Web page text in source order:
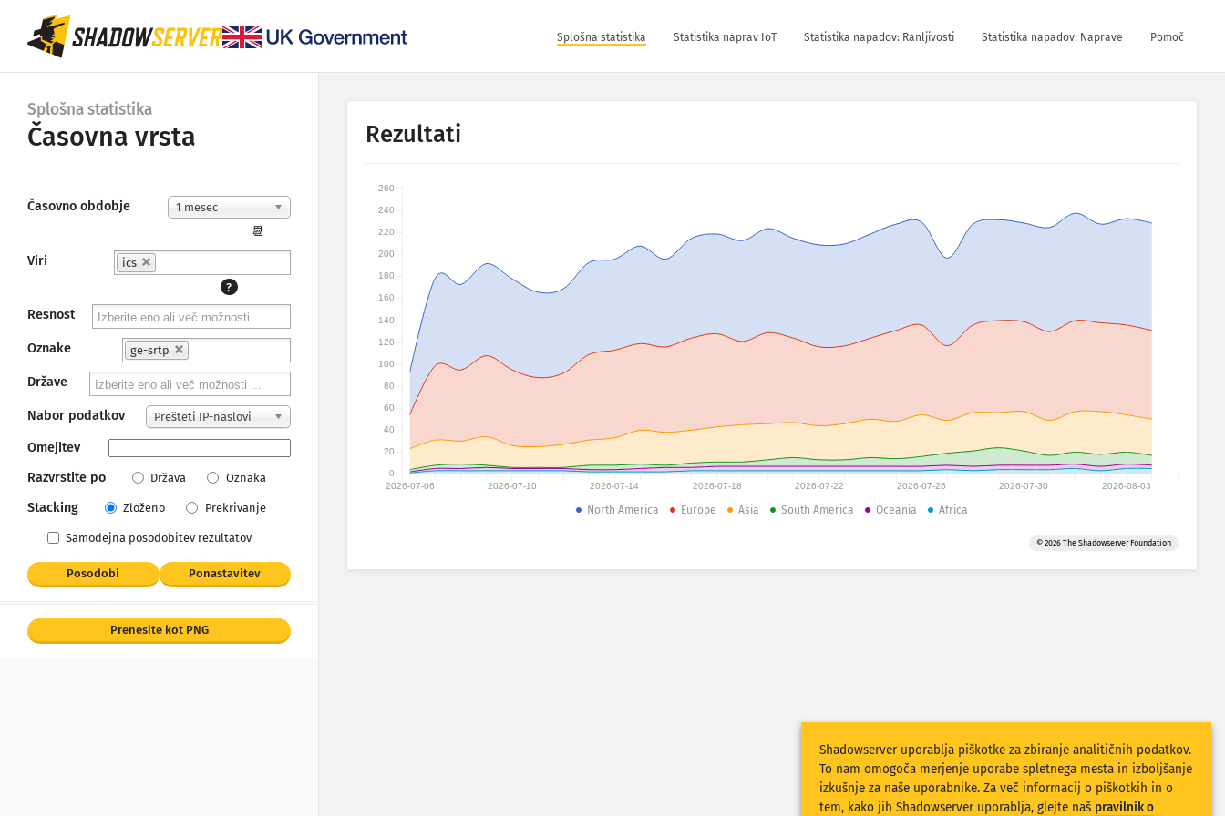
Splošna statistika Statistika naprav IoT Statistika napadov: Ranljivosti Statistika napadov: Naprave Pomoč
Splošna statistika
Časovna vrsta
Časovno obdobje 1 mesec
📆
Viri
ics
?
Resnost
Oznake ge-srtp
Države
Nabor podatkov Prešteti IP-naslovi
Omejitev
Razvrstite po
Država Oznaka
Stacking Zloženo Prekrivanje
Samodejna posodobitev rezultatov
Posodobi Ponastavitev
Prenesite kot PNG
Rezultati
2026-07-06 2026-07-10 2026-07-14 2026-07-18 2026-07-22 2026-07-26 2026-07-30 2026-08-03
0
20
40
60
80
100
120
140
160
180
200
220
240
260
North America Europe Asia South America Oceania Africa
© 2026 The Shadowserver Foundation
Shadowserver uporablja piškotke za zbiranje analitičnih podatkov.
To nam omogoča merjenje uporabe spletnega mesta in izboljšanje
izkušnje za naše uporabnike. Za več informacij o piškotkih in o
tem, kako jih Shadowserver uporablja, glejte naš pravilnik o